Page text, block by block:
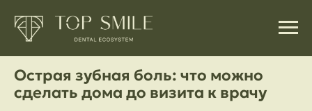
Острая зубная боль: что можно
сделать дома до визита к врачу